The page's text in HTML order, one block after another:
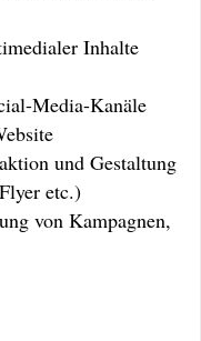
Inhalte
Media-Kanäle
und Gestaltung
etc.)
von Kampagnen,